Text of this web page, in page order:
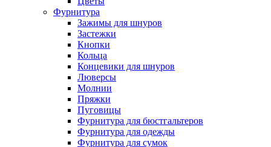
Фурнитура
Зажимы для шнуров
Застежки
Кнопки
Кольца
Концевики для шнуров
Люверсы
Молнии
Пряжки
Пуговицы
Фурнитура для бюстгальтеров
Фурнитура для одежды
Фурнитура для сумок